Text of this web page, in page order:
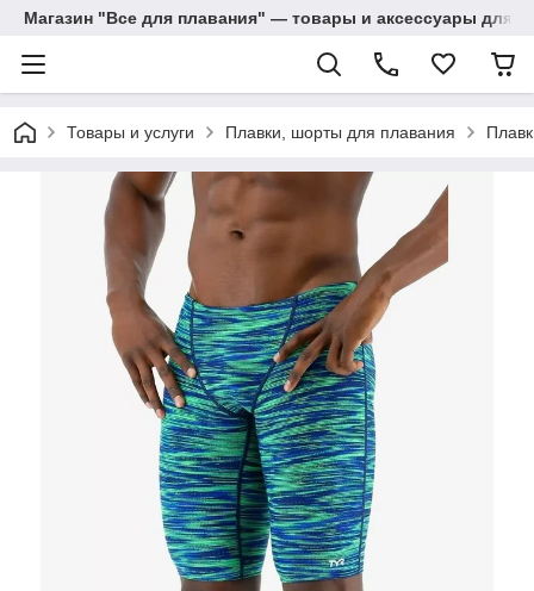
Магазин "Все для плавания" — товары и аксессуары для
Товары и услуги Плавки, шорты для плавания